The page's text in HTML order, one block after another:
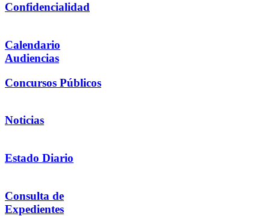
Confidencialidad
Calendario
Audiencias
Concursos Públicos
Noticias
Estado Diario
Consulta de
Expedientes